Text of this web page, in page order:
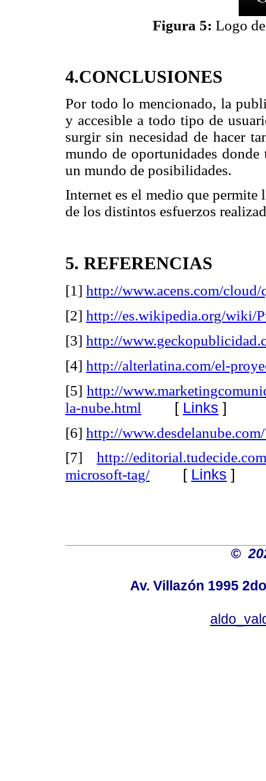
Figura 5: Logo
4.CONCLUSIONES
Por todo lo mencionado, la
y accesible a todo tipo de
surgir sin necesidad de hacer
mundo de oportunidades donde
un mundo de posibilidades.
Internet es el medio que
de los distintos esfuerzos
5. REFERENCIAS
[1] http://www.acens.com/
[2] http://es.wikipedia.org/wiki/
[3] http://
[4] http://alterlatina.com/el-
[5] http://
la-nube.html [ Links ]
[6] http://
[7] http://
microsoft-tag/ [ Links ]
©
Av. Villazón 1995